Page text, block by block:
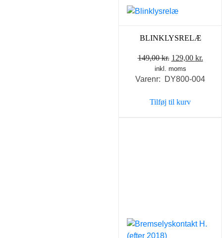
BLINKLYSRELÆ
149,00kr. Den
oprindelige
pris
149,00 kr..
129,00 kr.
pris
inkl. moms
Varenr: DY800-004
Tilføj til kurv